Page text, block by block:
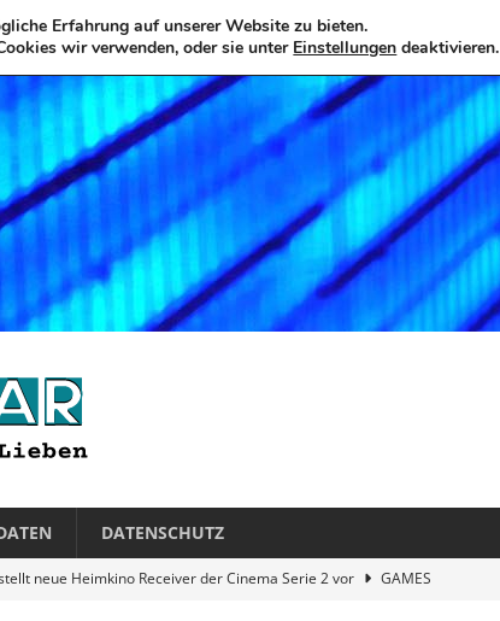
DATENSCHUTZ
neue Heimkino Receiver der Cinema Serie 2 vor
GAMES
Erfahrung auf unserer Website zu bieten.
wir verwenden, oder sie unter Einstellungen deaktivieren.